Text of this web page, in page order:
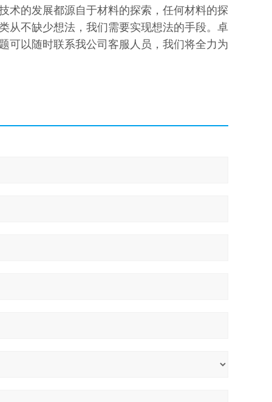
术的发展都源自于材料的探索，任何材料的探
从不缺少想法，我们需要实现想法的手段。卓
可以随时联系我公司客服人员，我们将全力为